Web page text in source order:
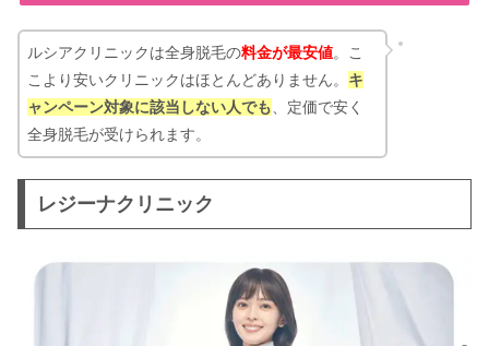
ルシアクリニックは全身脱毛の料金が最安値。こ
こより安いクリニックはほとんどありません。 キ
ャンペーン対象に該当しない人でも 、定価で安く
全身脱毛が受けられます。
レジーナクリニック